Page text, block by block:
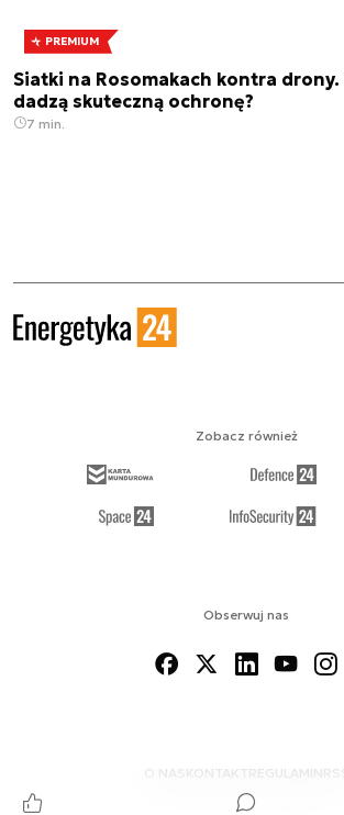
PREMIUM
Siatki na Rosomakach kontra drony.
dadzą skuteczną ochronę?
7 min.
Obserwuj nas
O NAS KONTAKTREGULAMINRSS
Zobacz również